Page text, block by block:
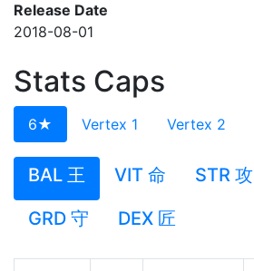
Release Date
2018-08-01
Stats Caps
6★ Vertex 1 Vertex 2
BAL 王 VIT 命 STR 攻
GRD 守
DEX 匠